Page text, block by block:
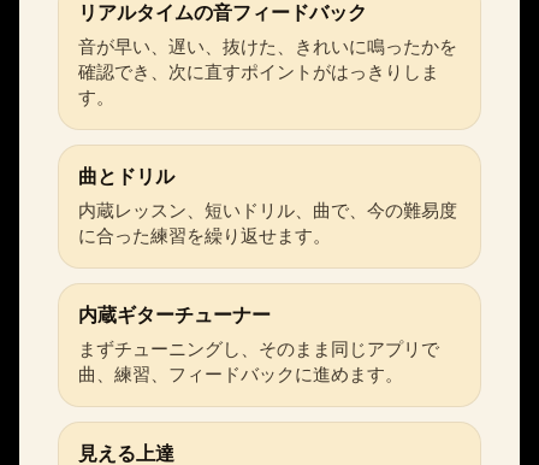
リアルタイムの音フィードバック
音が早い、遅い、抜けた、きれいに鳴ったかを
確認でき、次に直すポイントがはっきりしま
す。
曲とドリル
内蔵レッスン、短いドリル、曲で、今の難易度
に合った練習を繰り返せます。
内蔵ギターチューナー
まずチューニングし、そのまま同じアプリで
曲、練習、フィードバックに進めます。
見える上達